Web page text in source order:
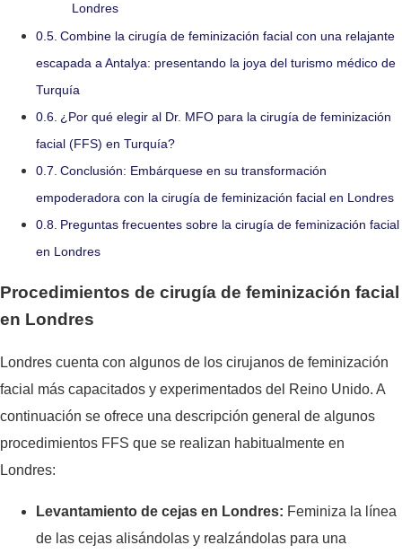
Londres
Combine la cirugía de feminización facial con una relajante
escapada a Antalya: presentando la joya del turismo médico de
Turquía
¿Por qué elegir al Dr. MFO para la cirugía de feminización
facial (FFS) en Turquía?
Conclusión: Embárquese en su transformación
empoderadora con la cirugía de feminización facial en Londres
Preguntas frecuentes sobre la cirugía de feminización facial
en Londres
Procedimientos de cirugía de feminización facial
en Londres
Londres cuenta con algunos de los cirujanos de feminización
facial más capacitados y experimentados del Reino Unido. A
continuación se ofrece una descripción general de algunos
procedimientos FFS que se realizan habitualmente en
Londres:
Levantamiento de cejas en Londres: Feminiza la línea
de las cejas alisándolas y realzándolas para una